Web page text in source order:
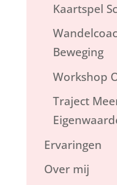
Kaartspel
Beweging
Workshop
Traject
Ervaringen
Over mij